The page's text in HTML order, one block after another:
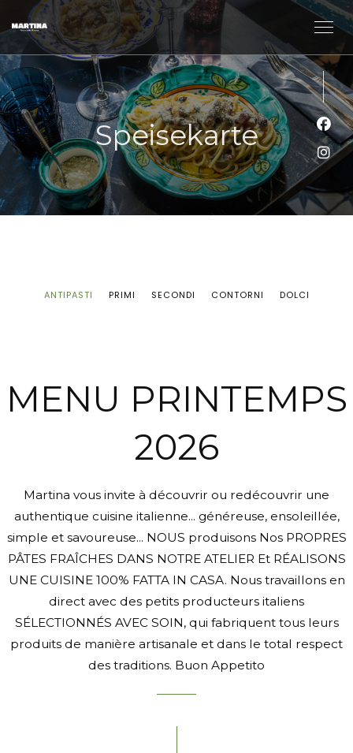
Speisekarte
ANTIPASTI PRIMI SECONDI CONTORNI DOLCI
MENU PRINTEMPS
2026
Martina vous invite à découvrir ou redécouvrir une
authentique cuisine italienne... généreuse, ensoleillée,
simple et savoureuse... NOUS produisons Nos PROPRES
PÂTES FRAÎCHES DANS NOTRE ATELIER Et RÉALISONS
UNE CUISINE 100% FATTA IN CASA. Nous travaillons en
direct avec des petits producteurs italiens
SÉLECTIONNÉS AVEC SOIN, qui fabriquent tous leurs
produits de manière artisanale et dans le total respect
des traditions. Buon Appetito